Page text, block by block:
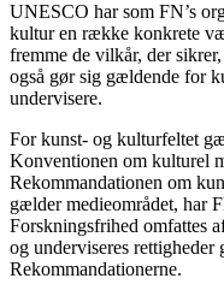
UNESCO har som FN’s
kultur en række konkrete
fremme de vilkår, der
også gør sig gældende for
undervisere.
For kunst- og kulturfeltet
Konventionen om kulturel
Rekommandationen om
gælder medieområdet, har
Forskningsfrihed omfattes
og underviseres rettigheder
Rekommandationerne.